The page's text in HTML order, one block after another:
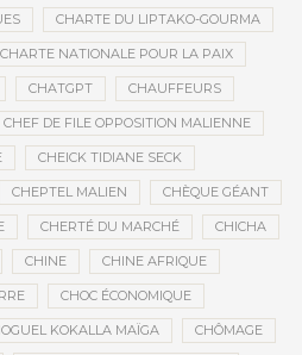
CHARTE DU LIPTAKO-GOURMA
CHARTE NATIONALE POUR LA PAIX
CHATGPT CHAUFFEURS
CHEF DE FILE OPPOSITION MALIENNE
CHEICK TIDIANE SECK
CHEPTEL MALIEN CHÈQUE GÉANT
CHERTÉ DU MARCHÉ CHICHA
CHINE CHINE AFRIQUE
CHOC ÉCONOMIQUE
KOKALLA MAÏGA CHÔMAGE